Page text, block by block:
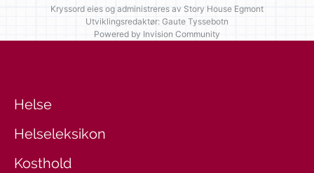
Kryssord eies og administreres av Story House Egmont
Utviklingsredaktør: Gaute Tyssebotn
Powered by Invision Community
Helse
Helseleksikon
Kosthold